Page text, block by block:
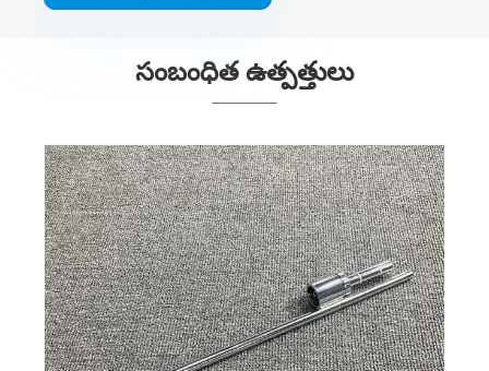
సంబంధిత ఉత్పత్తులు